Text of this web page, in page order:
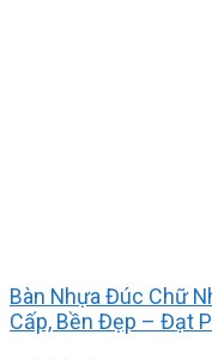
Bàn Nhựa Đúc Chữ
Cấp, Bền Đẹp – Đạt